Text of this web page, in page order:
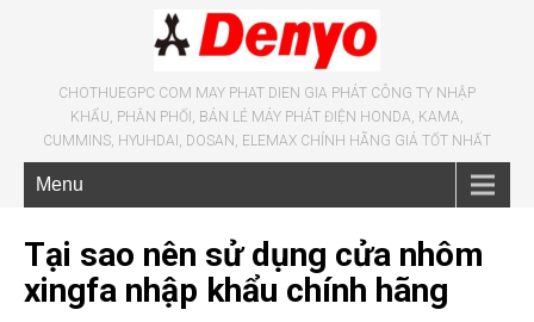
CHOTHUEGPC COM MAY PHAT DIEN GIA PHÁT CÔNG TY NHẬP
KHẨU, PHÂN PHỐI, BÁN LẺ MÁY PHÁT ĐIỆN HONDA, KAMA,
CUMMINS, HYUHDAI, DOSAN, ELEMAX CHÍNH HÃNG GIÁ TỐT NHẤT
Menu
Tại sao nên sử dụng cửa nhôm
xingfa nhập khẩu chính hãng